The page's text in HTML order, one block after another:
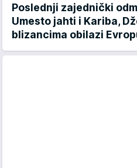
Poslednji zajednički
Umesto jahti i Kariba,
blizancima obilazi